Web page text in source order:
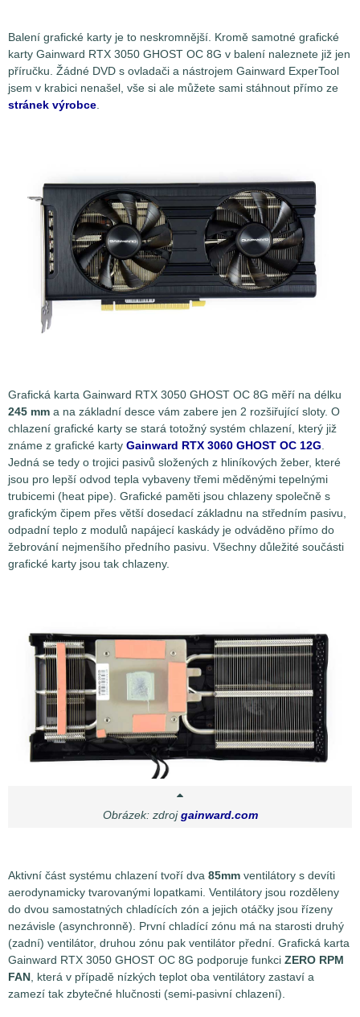
Balení grafické karty je to neskromnější. Kromě samotné grafické
karty Gainward RTX 3050 GHOST OC 8G v balení naleznete již jen
příručku. Žádné DVD s ovladači a nástrojem Gainward ExperTool
jsem v krabici nenašel, vše si ale můžete sami stáhnout přímo ze
stránek výrobce.
Grafická karta Gainward RTX 3050 GHOST OC 8G měří na délku
245 mm a na základní desce vám zabere jen 2 rozšiřující sloty. O
chlazení grafické karty se stará totožný systém chlazení, který již
známe z grafické karty Gainward RTX 3060 GHOST OC 12G
Jedná se tedy o trojici pasivů složených z hliníkových žeber, které
jsou pro lepší odvod tepla vybaveny třemi měděnými tepelnými
trubicemi (heat pipe). Grafické paměti jsou chlazeny společně s
grafickým čipem přes větší dosedací základnu na středním pasivu,
odpadní teplo z modulů napájecí kaskády je odváděno přímo do
žebrování nejmenšího předního pasivu. Všechny důležité součásti
grafické karty jsou tak chlazeny.
Obrázek: zdrojgainward.com
Aktivní část systému chlazení tvoří dva 85mm ventilátory s devíti
aerodynamicky tvarovanými lopatkami. Ventilátory jsou rozděleny
do dvou samostatných chladících zón a jejich otáčky jsou řízeny
nezávisle (asynchronně). První chladící zónu má na starosti druhý
(zadní) ventilátor, druhou zónu pak ventilátor přední. Grafická karta
Gainward RTX 3050 GHOST OC 8G podporuje funkci ZERO RPM
FAN , která v případě nízkých teplot oba ventilátory zastaví a
zamezí tak zbytečné hlučnosti (semi-pasivní chlazení).